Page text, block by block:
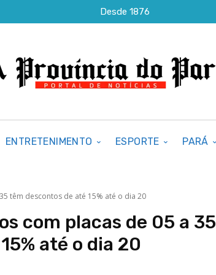
Desde 1876
ENTRETENIMENTO ESPORTE PARÁ
têm descontos de até 15% até o dia 20
com placas de 05 a 35
até o dia 20